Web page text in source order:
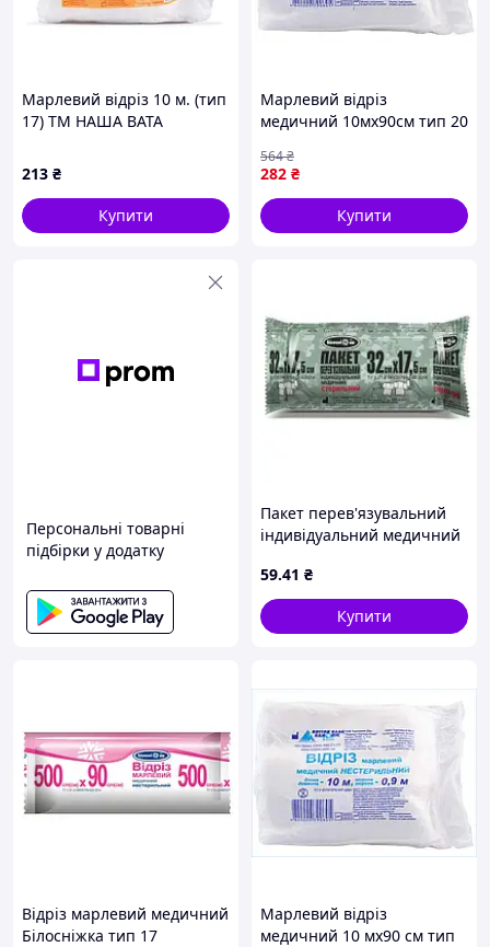
Марлевий відріз 10 м. (тип
17) ТМ НАША ВАТА
213 ₴
Купити
Марлевий відріз
медичний 10мх90см тип 20
високою абсорбцією
282 ₴
564₴
Купити
Персональні товарні
підбірки у додатку
Пакет перев'язувальний
індивідуальний медичний
тип 17 Білосніжка
59.41 ₴
Купити
Відріз марлевий медичний
Білосніжка тип 17
Марлевий відріз
медичний 10 мх90 см тип